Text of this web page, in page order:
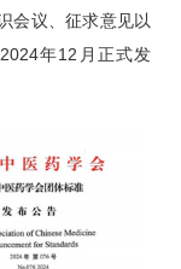
会议、征求意见以
年12月正式发